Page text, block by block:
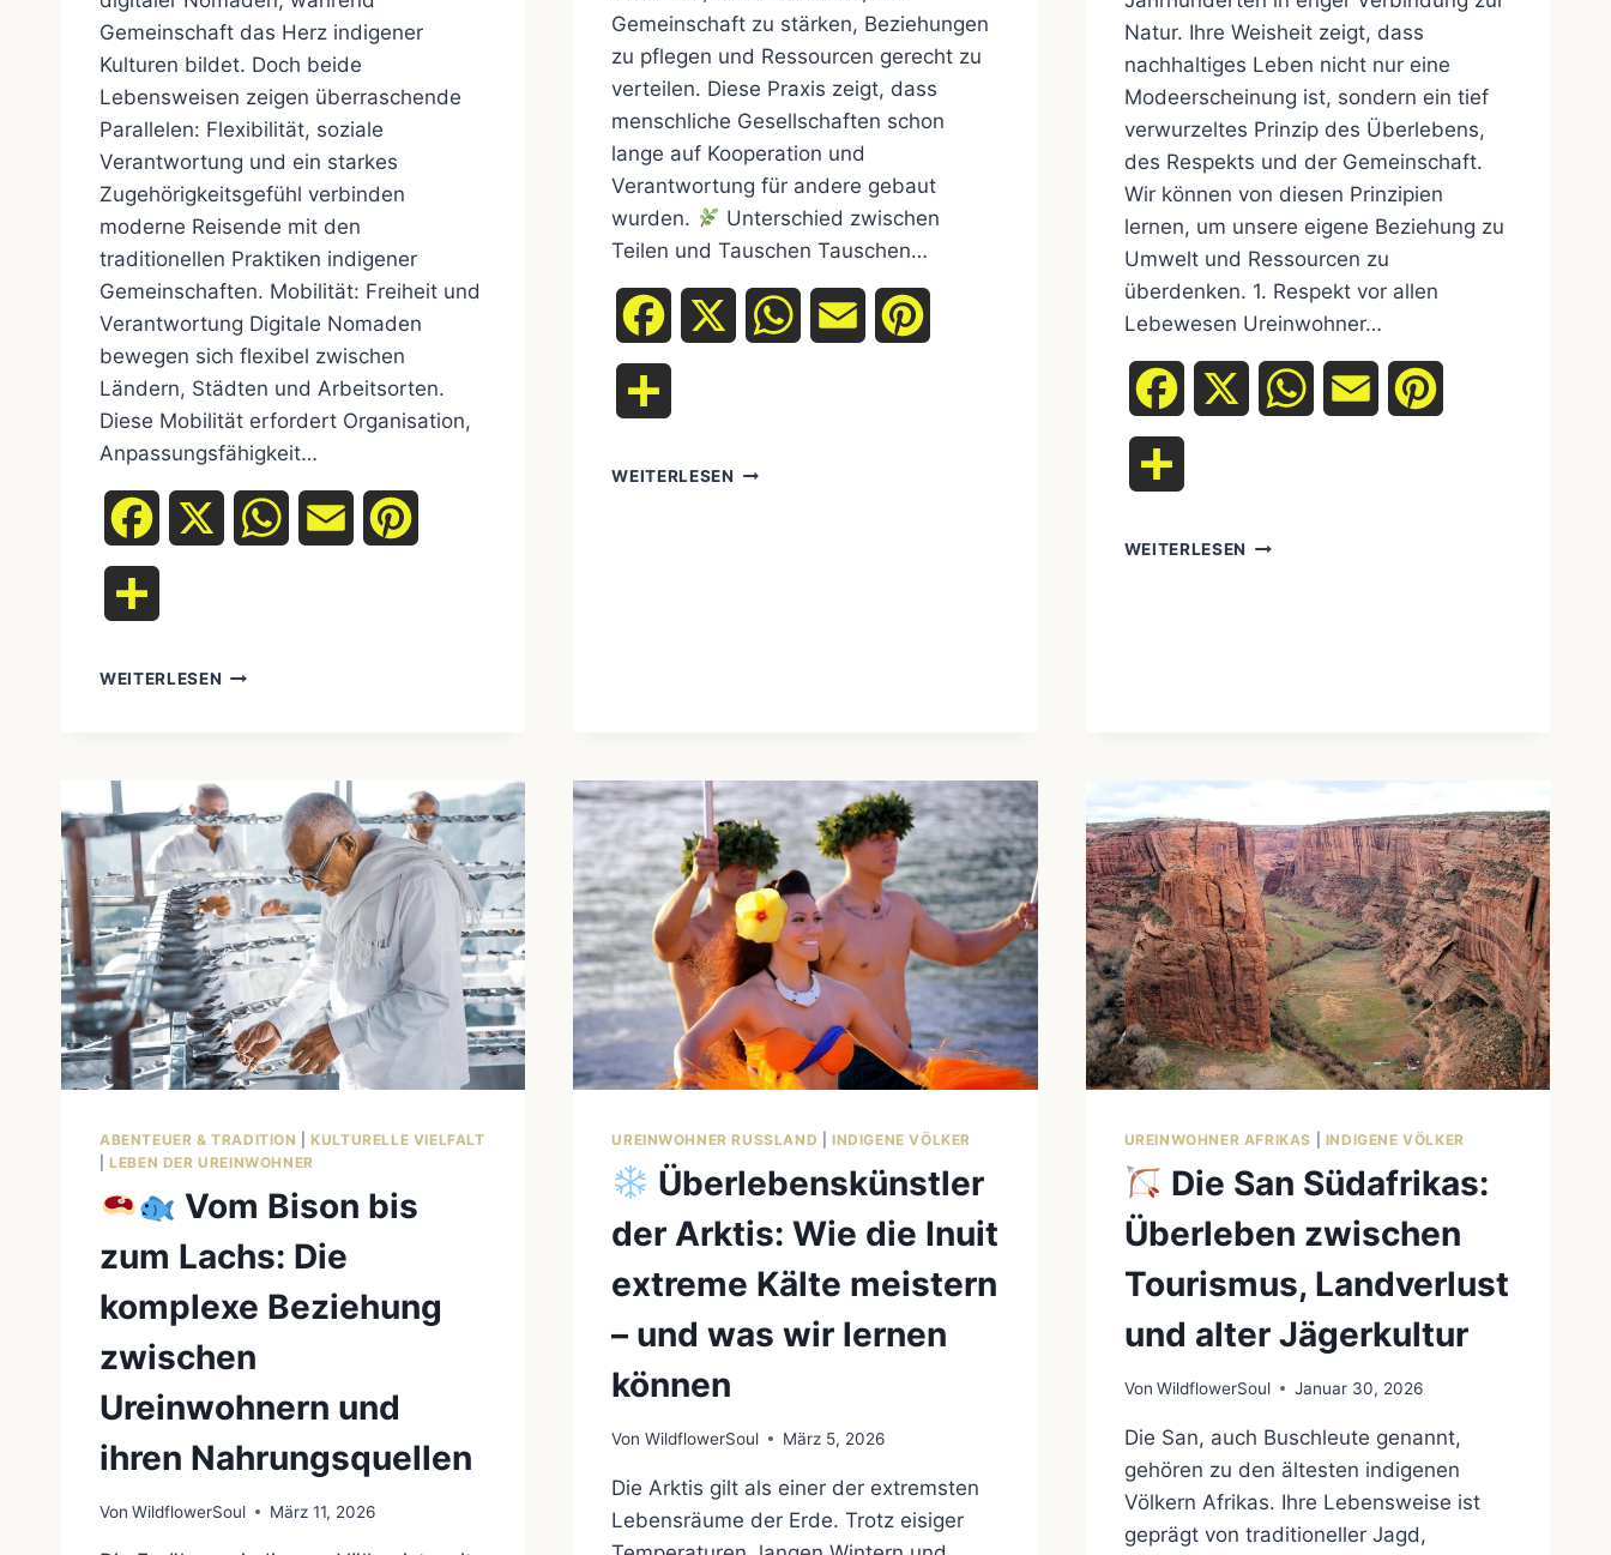
Gemeinschaft das Herz indigener
Kulturen bildet. Doch beide
Lebensweisen zeigen überraschende
Parallelen: Flexibilität, soziale
Verantwortung und ein starkes
Zugehörigkeitsgefühl verbinden
moderne Reisende mit den
traditionellen Praktiken indigener
Gemeinschaften. Mobilität: Freiheit und
Verantwortung Digitale Nomaden
bewegen sich flexibel zwischen
Ländern, Städten und Arbeitsorten.
Diese Mobilität erfordert Organisation,
Anpassungsfähigkeit…
Facebook WhatsAppEmail
WEITERLESEN
NOMADENTUM
VS.
INDIGENE
LEBENSWEISEN
Gemeinschaft zu stärken, Beziehungen
zu pflegen und Ressourcen gerecht zu
verteilen. Diese Praxis zeigt, dass
menschliche Gesellschaften schon
lange auf Kooperation und
Verantwortung für andere gebaut
wurden.
Unterschied zwischen
Teilen und Tauschen Tauschen…
Facebook WhatsAppEmail
WEITERLESEN
Natur. Ihre Weisheit zeigt, dass
nachhaltiges Leben nicht nur eine
Modeerscheinung ist, sondern ein tief
verwurzeltes Prinzip des Überlebens,
des Respekts und der Gemeinschaft.
Wir können von diesen Prinzipien
lernen, um unsere eigene Beziehung zu
Umwelt und Ressourcen zu
überdenken. 1. Respekt vor allen
Lebewesen Ureinwohner…
Facebook WhatsAppEmail
WEITERLESEN
EINKLANG
MIT
DER
NATUR
ABENTEUER & TRADITION |KULTURELLE VIELFALT
|LEBEN DER UREINWOHNER
Vom Bison bis
zum Lachs: Die
komplexe Beziehung
zwischen
Ureinwohnern und
ihren Nahrungsquellen
Von WildflowerSoul März 11, 2026
UREINWOHNER RUSSLAND |INDIGENE VÖLKER
Überlebenskünstler
der Arktis: Wie die Inuit
extreme Kälte meistern
– und was wir lernen
können
Von WildflowerSoul März 5, 2026
Die Arktis gilt als einer der extremsten
Lebensräume der Erde. Trotz eisiger
UREINWOHNER AFRIKAS INDIGENE VÖLKER
Die San Südafrikas:
Überleben zwischen
Tourismus, Landverlust
und alter Jägerkultur
Von WildflowerSoul Januar 30, 2026
Die San, auch Buschleute genannt,
gehören zu den ältesten indigenen
Völkern Afrikas. Ihre Lebensweise ist
geprägt von traditioneller Jagd,